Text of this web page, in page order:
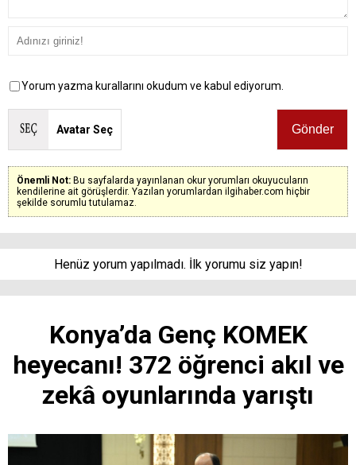
Yorum yazma kurallarını okudum ve kabul ediyorum.
Avatar Seç
Önemli Not: Bu sayfalarda yayınlanan okur yorumları okuyucuların
kendilerine ait görüşlerdir. Yazılan yorumlardan ilgihaber.com hiçbir
şekilde sorumlu tutulamaz.
Henüz yorum yapılmadı. İlk yorumu siz yapın!
Konya’da Genç KOMEK
heyecanı! 372 öğrenci akıl ve
zekâ oyunlarında yarıştı